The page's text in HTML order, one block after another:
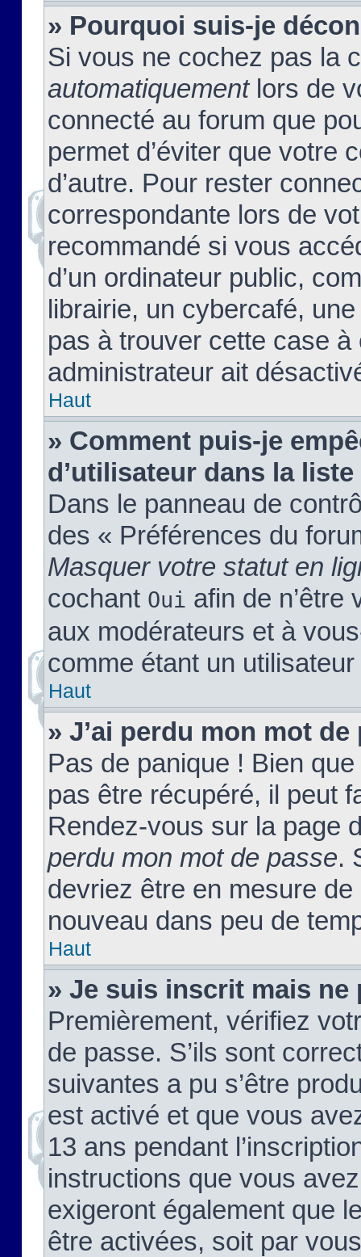
» Pourquoi suis-je
Si vous ne cochez pas la
automatiquementlors de
connecté au forum que
permet d’éviter que votre
d’autre. Pour rester
correspondante lors de
recommandé si vous
d’un ordinateur public,
librairie, un cybercafé,
pas à trouver cette case à
administrateur ait
Haut
» Comment puis-je
d’utilisateur dans la
Dans le panneau de
des « Préférences du
Masquer votre statut en
cochant Oui afin de n’être
aux modérateurs et à
comme étant un
Haut
» J’ai perdu mon mot de
Pas de panique ! Bien
pas être récupéré, il peut
Rendez-vous sur la page
perdu mon mot de passe.
devriez être en mesure
nouveau dans peu de
Haut
» Je suis inscrit mais ne
Premièrement, vérifiez
de passe. S’ils sont
suivantes a pu s’être
est activé et que vous
13 ans pendant
instructions que vous
exigeront également que
être activées, soit par